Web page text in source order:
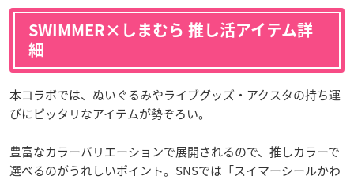
SWIMMER×しまむら 推し活アイテム詳
細
本コラボでは、ぬいぐるみやライブグッズ・アクスタの持ち運
びにピッタリなアイテムが勢ぞろい。
豊富なカラーバリエーションで展開されるので、推しカラーで
選べるのがうれしいポイント。SNSでは「スイマーシールかわ